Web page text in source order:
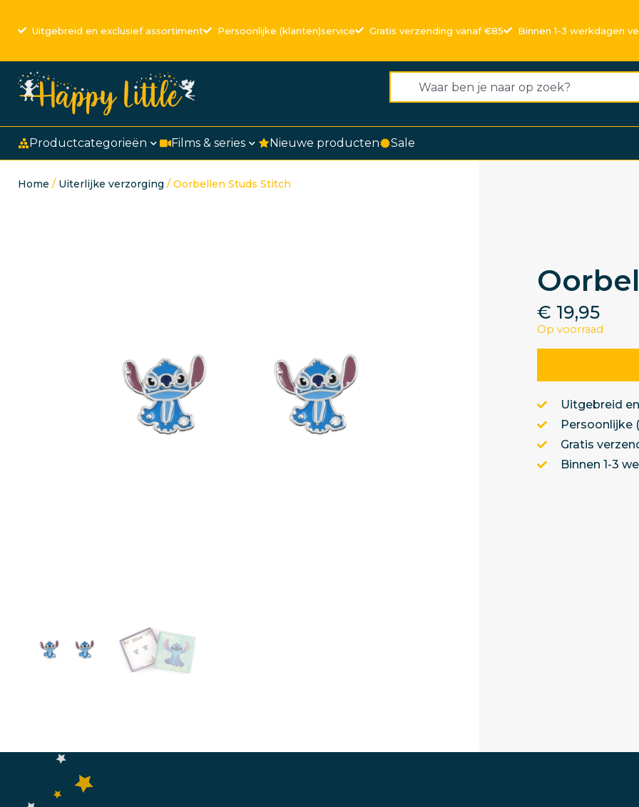
Uitgebreid en exclusief assortiment Persoonlijke (klanten)service Gratis verzending vanaf €85 Binnen 1-3 werkdagen
Productcategorieën Films & series Nieuwe producten Sale
Home / Uiterlijke verzorging / Oorbellen Studs Stitch
€ 19,95
Op voorraad
Uitgebreid
Persoonlijke
Gratis
Binnen 1-3